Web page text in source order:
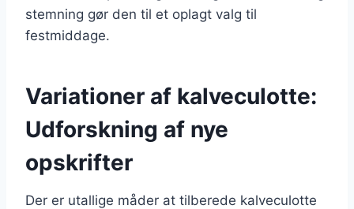
stemning gør den til et oplagt valg til
festmiddage.
Variationer af kalveculotte:
Udforskning af nye
opskrifter
Der er utallige måder at tilberede kalveculotte